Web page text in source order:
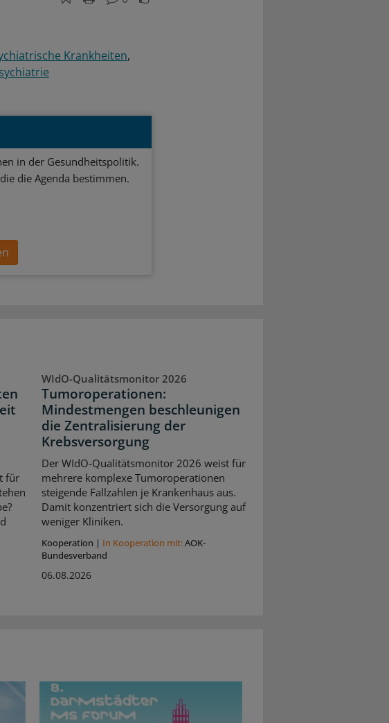
Krankheiten
in der Gesundheitspolitik.
die Agenda bestimmen.
für
WIdO-Qualitätsmonitor 2026
Tumoroperationen:
Mindestmengen beschleunigen
die Zentralisierung der
Krebsversorgung
Der WIdO-Qualitätsmonitor 2026 weist für
mehrere komplexe Tumoroperationen
steigende Fallzahlen je Krankenhaus aus.
Damit konzentriert sich die Versorgung auf
weniger Kliniken.
Kooperation | In Kooperation mit:AOK-
Bundesverband
06.08.2026